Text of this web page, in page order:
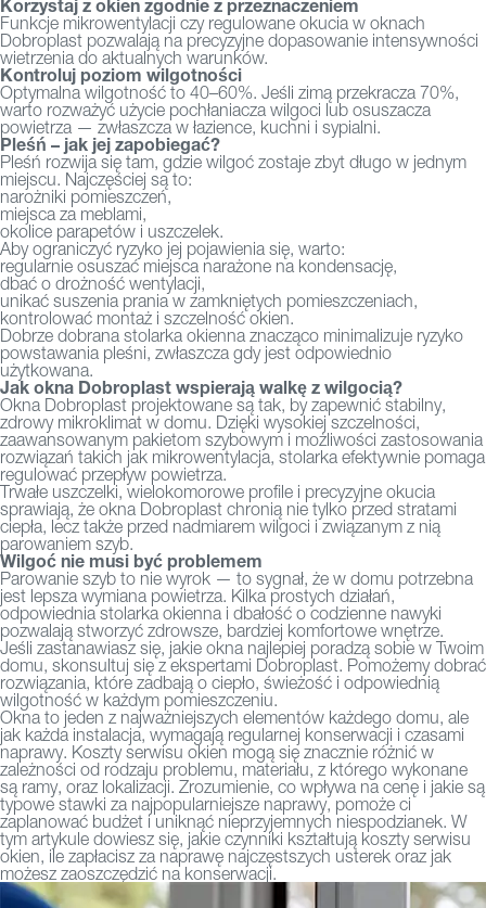
Korzystaj z okien zgodnie z przeznaczeniem
Funkcje mikrowentylacji czy regulowane okucia w oknach
Dobroplast pozwalają na precyzyjne dopasowanie intensywności
wietrzenia do aktualnych warunków.
Kontroluj poziom wilgotności
Optymalna wilgotność to 40–60%. Jeśli zimą przekracza 70%,
warto rozważyć użycie pochłaniacza wilgoci lub osuszacza
powietrza — zwłaszcza w łazience, kuchni i sypialni.
Pleśń – jak jej zapobiegać?
Pleśń rozwija się tam, gdzie wilgoć zostaje zbyt długo w jednym
miejscu. Najczęściej są to:
narożniki pomieszczeń,
miejsca za meblami,
okolice parapetów i uszczelek.
Aby ograniczyć ryzyko jej pojawienia się, warto:
regularnie osuszać miejsca narażone na kondensację,
dbać o drożność wentylacji,
unikać suszenia prania w zamkniętych pomieszczeniach,
kontrolować montaż i szczelność okien.
Dobrze dobrana stolarka okienna znacząco minimalizuje ryzyko
powstawania pleśni, zwłaszcza gdy jest odpowiednio
użytkowana.
Jak okna Dobroplast wspierają walkę z wilgocią?
Okna Dobroplast projektowane są tak, by zapewnić stabilny,
zdrowy mikroklimat w domu. Dzięki wysokiej szczelności,
zaawansowanym pakietom szybowym i możliwości zastosowania
rozwiązań takich jak mikrowentylacja, stolarka efektywnie pomaga
regulować przepływ powietrza.
Trwałe uszczelki, wielokomorowe profile i precyzyjne okucia
sprawiają, że okna Dobroplast chronią nie tylko przed stratami
ciepła, lecz także przed nadmiarem wilgoci i związanym z nią
parowaniem szyb.
Wilgoć nie musi być problemem
Parowanie szyb to nie wyrok — to sygnał, że w domu potrzebna
jest lepsza wymiana powietrza. Kilka prostych działań,
odpowiednia stolarka okienna i dbałość o codzienne nawyki
pozwalają stworzyć zdrowsze, bardziej komfortowe wnętrze.
Jeśli zastanawiasz się, jakie okna najlepiej poradzą sobie w Twoim
domu, skonsultuj się z ekspertami Dobroplast. Pomożemy dobrać
rozwiązania, które zadbają o ciepło, świeżość i odpowiednią
wilgotność w każdym pomieszczeniu.
Okna to jeden z najważniejszych elementów każdego domu, ale
jak każda instalacja, wymagają regularnej konserwacji i czasami
naprawy. Koszty serwisu okien mogą się znacznie różnić w
zależności od rodzaju problemu, materiału, z którego wykonane
są ramy, oraz lokalizacji. Zrozumienie, co wpływa na cenę i jakie są
typowe stawki za najpopularniejsze naprawy, pomoże ci
zaplanować budżet i uniknąć nieprzyjemnych niespodzianek. W
tym artykule dowiesz się, jakie czynniki kształtują koszty serwisu
okien, ile zapłacisz za naprawę najczęstszych usterek oraz jak
możesz zaoszczędzić na konserwacji.